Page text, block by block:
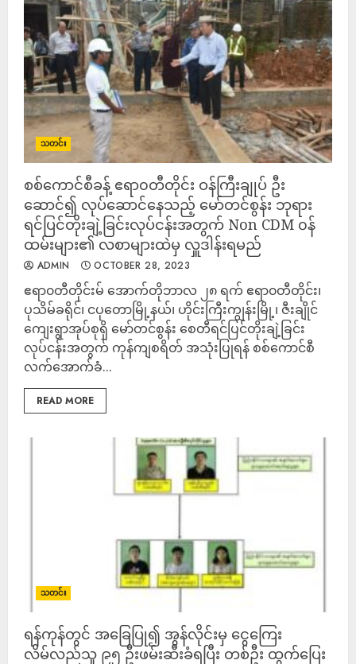
သတင်း
စစ်ကောင်စီခန့် ဧရာ၀တီတိုင်း ဝန်ကြီးချုပ် ဦး
ဆောင်၍ လုပ်ဆောင်နေသည့် မော်တင်စွန်း ဘုရား
ရင်ပြင်တိုးချဲ့ခြင်းလုပ်ငန်းအတွက် Non CDM ၀န်
ထမ်းများ၏ လစာများထဲမှ လှူဒါန်းရမည်
ADMIN OCTOBER 28, 2023
ဧရာ၀တီတိုင်းမ် အောက်တိုဘာလ ၂၈ ရက် ဧရာ၀တီတိုင်း၊
ပုသိမ်ခရိုင်၊ ငပုတောမြို့နယ်၊ ဟိုင်းကြီးကျွန်းမြို့၊ ဇီးချိုင်
ကျေးရွာအုပ်စုရှိ မော်တင်စွန်း စေတီရင်ပြင်တိုးချဲ့ခြင်း
လုပ်ငန်းအတွက် ကုန်ကျစရိတ် အသုံးပြုရန် စစ်ကောင်စီ
လက်အောက်ခံ...
READ MORE
သတင်း
ရန်ကုန်တွင် အခြေပြု၍ အွန်လိုင်းမှ ငွေကြေး
လိမ်လည်သူ ၉၅ ဦးဖမ်းဆီးခံရပြီး တစ်ဦး ထွက်ပြေး